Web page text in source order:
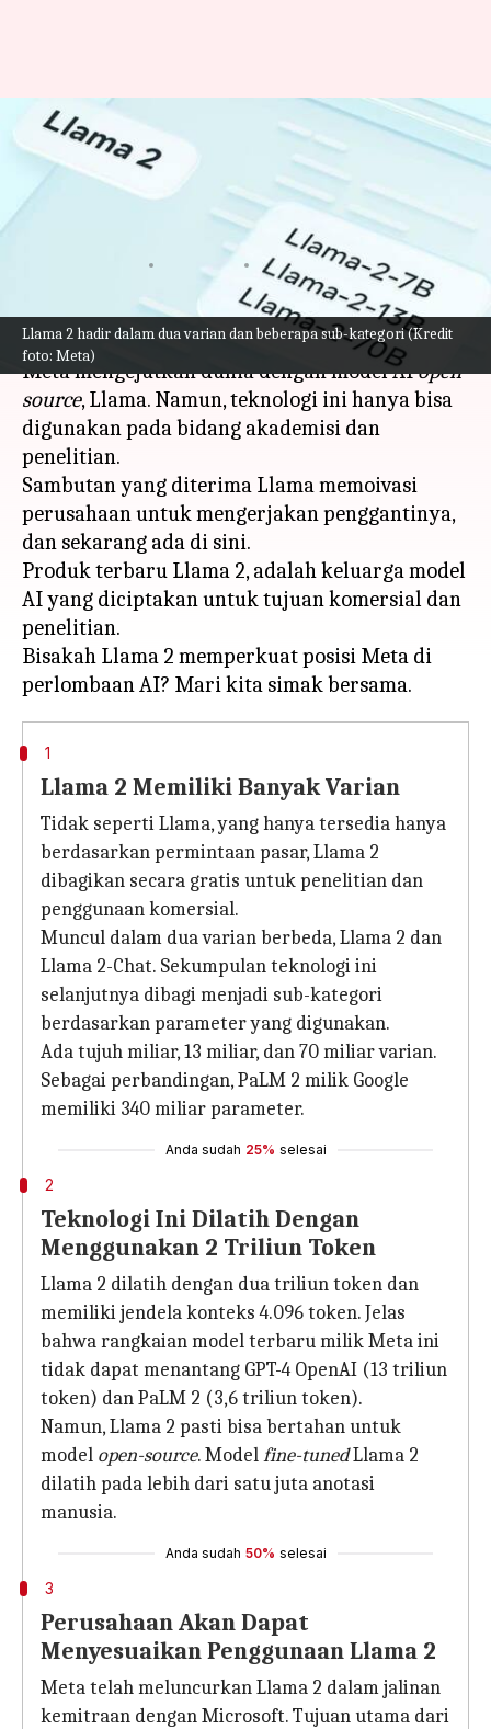
Llama 2 hadir dalam dua varian dan beberapa sub-kategori (Kredit
foto: Meta)
Bagaimana Llama 2
Mengukuhkan Posisi Meta
Sebagai Pesaing Dalam
Perlombaan AI
10:48 am
Apa ceritanya
Meta mengejutkan dunia dengan model AIopen-
source, Llama. Namun, teknologi ini hanya bisa
digunakan pada bidang akademisi dan
penelitian.
Sambutan yang diterima Llama memoivasi
perusahaan untuk mengerjakan penggantinya,
dan sekarang ada di sini.
Produk terbaru Llama 2, adalah keluarga model
AI yang diciptakan untuk tujuan komersial dan
penelitian.
Bisakah Llama 2 memperkuat posisi Meta di
1
Llama 2 Memiliki Banyak Varian
Tidak seperti Llama, yang hanya tersedia hanya
berdasarkan permintaan pasar, Llama 2
dibagikan secara gratis untuk penelitian dan
penggunaan komersial.
Muncul dalam dua varian berbeda, Llama 2 dan
Llama 2-Chat. Sekumpulan teknologi ini
selanjutnya dibagi menjadi sub-kategori
berdasarkan parameter yang digunakan.
Ada tujuh miliar, 13 miliar, dan 70 miliar varian.
Sebagai perbandingan, PaLM 2 milik Google
memiliki 340 miliar parameter.
Anda sudah 25% selesai
2
Teknologi Ini Dilatih Dengan
Menggunakan 2 Triliun Token
Llama 2 dilatih dengan dua triliun token dan
memiliki jendela konteks 4.096 token. Jelas
bahwa rangkaian model terbaru milik Meta ini
tidak dapat menantang GPT-4 OpenAI (13 triliun
token) dan PaLM 2 (3,6 triliun token).
Namun, Llama 2 pasti bisa bertahan untuk
model open-source. Modelfine-tunedLlama 2
dilatih pada lebih dari satu juta anotasi
manusia.
Anda sudah 50% selesai
3
Perusahaan Akan Dapat
Menyesuaikan Penggunaan Llama 2
Meta telah meluncurkan Llama 2 dalam jalinan
kemitraan dengan Microsoft. Tujuan utama dari